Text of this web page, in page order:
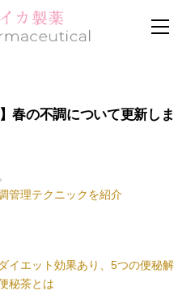
春の不調について更新しま
管理テクニックを紹介
イエット効果あり、5つの便秘解
秘茶とは